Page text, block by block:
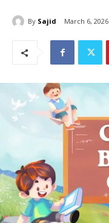
By Sajid March 6, 2026